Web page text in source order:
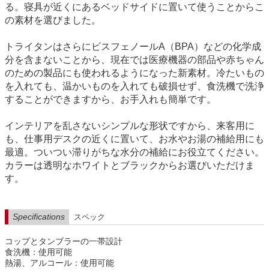
る。寝具が近くにあるベッドサイドに置いて使うことからこ
の素材を選びました。
トライタンはさらにビスフェノールA（BPA）などの化学成
分を含まないことから、現在では医療機器の部品や赤ちゃん
のための製品にも使われるようになった新素材。冷たいもの
を入れても、温かいものを入れても破損せず、食洗機で洗浄
することができますから、お手入れも簡単です。
インテリアを乱さないシンプルな形状ですから、来客用に
も、仕事用デスクの近くに置いて、お水やお湯の補給用にも
最適。ついつい滞りがちな水分の補給にお役立てください。
カラーは透明なホワイトとブラックからお選びいただけま
す。
Specifications スペック
コップとタンブラーの一帯設計
食洗機：使用可能
熱湯、アルコール：使用可能